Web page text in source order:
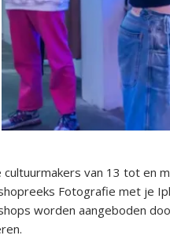
cultuurmakers van 13 tot en
Fotografie met je
worden aangeboden